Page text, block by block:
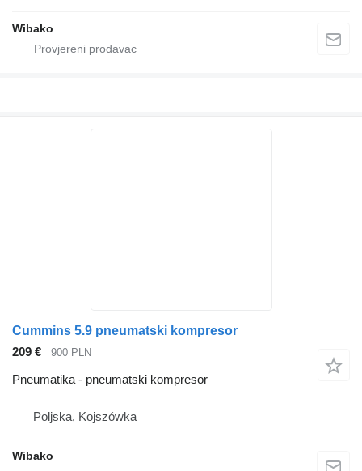
Wibako
Cummins 5.9 pneumatski kompresor
209 €
900 PLN
Pneumatika - pneumatski kompresor
Poljska, Kojszówka
Wibako